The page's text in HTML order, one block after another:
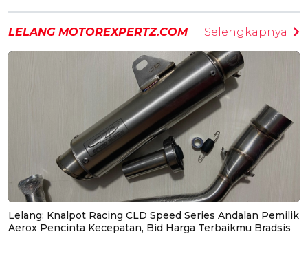
LELANG MOTOREXPERTZ.COM Selengkapnya
Lelang: Knalpot Racing CLD Speed Series Andalan Pemilik
Aerox Pencinta Kecepatan, Bid Harga Terbaikmu Bradsis